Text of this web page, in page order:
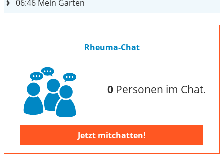
06:46 Mein Garten
Rheuma-Chat
0Personen im Chat.
Jetzt mitchatten!